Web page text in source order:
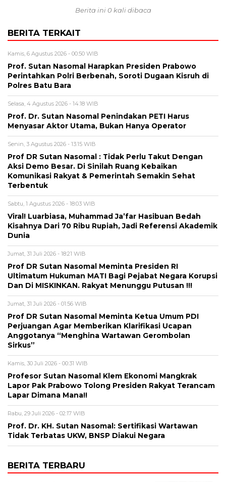
Berita ini 0 kali dibaca
BERITA TERKAIT
Kamis, 6 Agustus 2026 - 00:50 WIB
Prof. Sutan Nasomal Harapkan Presiden Prabowo
Perintahkan Polri Berbenah, Soroti Dugaan Kisruh di
Polres Batu Bara
Selasa, 4 Agustus 2026 - 14:18 WIB
Prof. Dr. Sutan Nasomal Penindakan PETI Harus
Menyasar Aktor Utama, Bukan Hanya Operator
Senin, 3 Agustus 2026 - 13:15 WIB
Prof DR Sutan Nasomal : Tidak Perlu Takut Dengan
Aksi Demo Besar. Di Sinilah Ruang Kebaikan
Komunikasi Rakyat & Pemerintah Semakin Sehat
Terbentuk
Sabtu, 1 Agustus 2026 - 18:03 WIB
Viral! Luarbiasa, Muhammad Ja’far Hasibuan Bedah
Kisahnya Dari 70 Ribu Rupiah, Jadi Referensi Akademik
Dunia
Jumat, 31 Juli 2026 - 18:21 WIB
Prof DR Sutan Nasomal Meminta Presiden RI
Ultimatum Hukuman MATI Bagi Pejabat Negara Korupsi
Dan Di MISKINKAN. Rakyat Menunggu Putusan !!!
Jumat, 31 Juli 2026 - 01:56 WIB
Prof DR Sutan Nasomal Meminta Ketua Umum PDI
Perjuangan Agar Memberikan Klarifikasi Ucapan
Anggotanya “Menghina Wartawan Gerombolan
Sirkus”
Kamis, 30 Juli 2026 - 00:31 WIB
Profesor Sutan Nasomal Klem Ekonomi Mangkrak
Lapor Pak Prabowo Tolong Presiden Rakyat Terancam
Lapar Dimana Mana!!
Rabu, 29 Juli 2026 - 02:17 WIB
Prof. Dr. KH. Sutan Nasomal: Sertifikasi Wartawan
Tidak Terbatas UKW, BNSP Diakui Negara
BERITA TERBARU